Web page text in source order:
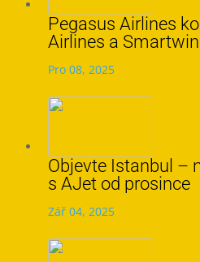
Pegasus Airlines
Airlines a
Pro 08, 2025
Objevte Istanbul –
s AJet od prosince
Zář 04, 2025